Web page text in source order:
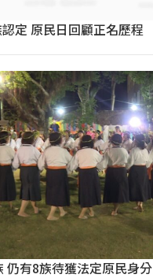
定 原民日回顧正名歷程
仍有8族待獲法定原民身分